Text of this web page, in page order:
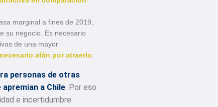
marginal a fines de 2019,
su negocio. Es necesario
de una mayor
afán por atraerlo
personas de otras
a Chile. Por eso
e incertidumbre